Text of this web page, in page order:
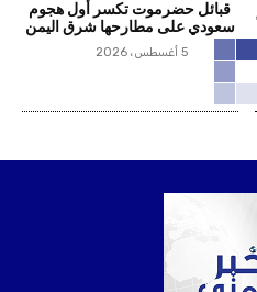
قبائل حضرموت تكسر أول هجوم
سعودي على مطارحها شرق اليمن
5 أغسطس، 2026